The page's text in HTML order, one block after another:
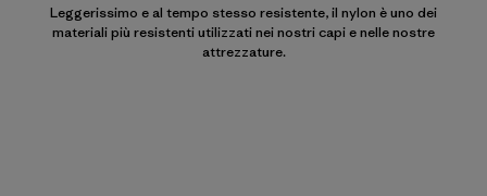
Leggerissimo e al tempo stesso resistente, il nylon è uno dei
materiali più resistenti utilizzati nei nostri capi e nelle nostre
attrezzature.